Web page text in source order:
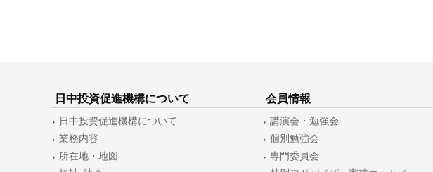
日中投資促進機構について
日中投資促進機構について
業務内容
所在地・地図
会員情報
講演会・勉強会
個別勉強会
専門委員会